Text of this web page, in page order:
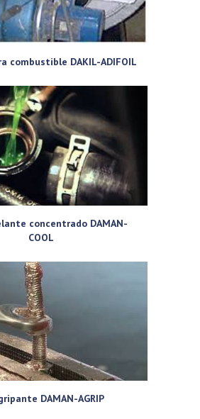
combustible DAKIL-ADIFOIL
concentrado DAMAN-
COOL
DAMAN-AGRIP